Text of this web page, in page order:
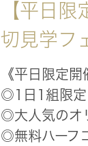
【平日
切見学フ
《平日限定開
◎1日1組限定
◎大人気のオ
◎無料ハーフ